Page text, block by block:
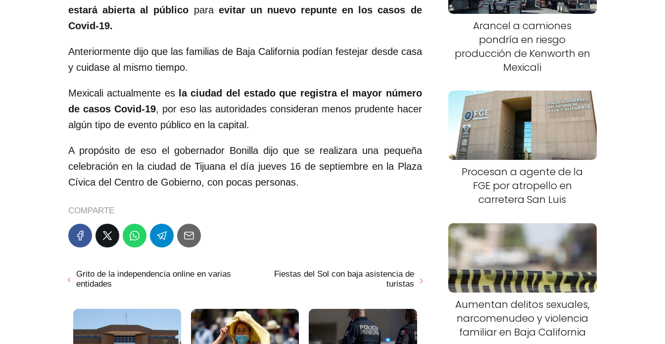
estará abierta al público para evitar un nuevo repunte en los casos de
Covid-19.
Anteriormente dijo que las familias de Baja California podían festejar desde casa
y cuidase al mismo tiempo.
Mexicali actualmente esla ciudad del estado que registra el mayor número
de casos Covid-19, por eso las autoridades consideran menos prudente hacer
algún tipo de evento público en la capital.
A propósito de eso el gobernador Bonilla dijo que se realizara una pequeña
celebración en la ciudad de Tijuana el día jueves 16 de septiembre en la Plaza
Cívica del Centro de Gobierno, con pocas personas.
COMPARTE
Grito de la independencia online en varias
entidades
Fiestas del Sol con baja asistencia de
turistas
Arancel a camiones
pondría en riesgo
producción de Kenworth en
Mexicali
Procesan a agente de la
FGE por atropello en
carretera San Luis
Aumentan delitos sexuales,
narcomenudeo y violencia
familiar en Baja California